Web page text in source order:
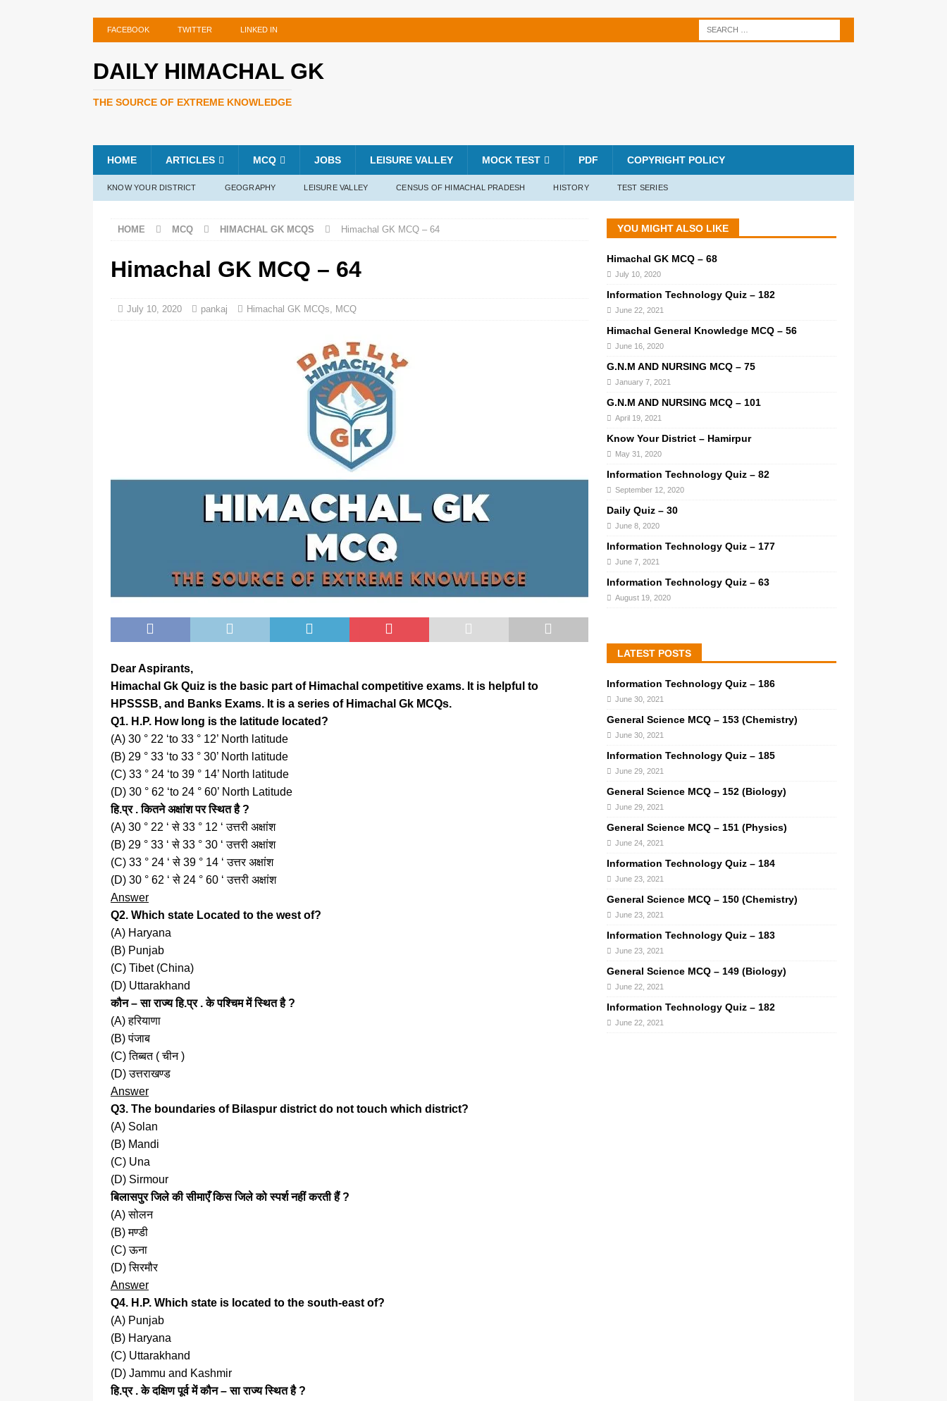
FACEBOOK TWITTER LINKED IN
DAILY HIMACHAL GK
THE SOURCE OF EXTREME KNOWLEDGE
HOME ARTICLES MCQ JOBS LEISURE VALLEY MOCK TEST PDF COPYRIGHT POLICY
KNOW YOUR DISTRICT GEOGRAPHY LEISURE VALLEY CENSUS OF HIMACHAL PRADESH HISTORY TEST SERIES
HOME MCQ HIMACHAL GK MCQS Himachal GK MCQ – 64
Himachal GK MCQ – 64
July 10, 2020 pankaj Himachal GK MCQs, MCQ
Dear Aspirants,
Himachal Gk Quiz is the basic part of Himachal competitive exams. It is helpful to
HPSSSB, and Banks Exams. It is a series of Himachal Gk MCQs.
Q1. H.P. How long is the latitude located?
(A) 30 ° 22 ‘to 33 ° 12’ North latitude
(B) 29 ° 33 ‘to 33 ° 30’ North latitude
(C) 33 ° 24 ‘to 39 ° 14’ North latitude
(D) 30 ° 62 ‘to 24 ° 60’ North Latitude
हि.प्र . कितने अक्षांश पर स्थित है ?
(A) 30 ° 22 ‘ से 33 ° 12 ‘ उत्तरी अक्षांश
(B) 29 ° 33 ‘ से 33 ° 30 ‘ उत्तरी अक्षांश
(C) 33 ° 24 ‘ से 39 ° 14 ‘ उत्तर अक्षांश
(D) 30 ° 62 ‘ से 24 ° 60 ‘ उत्तरी अक्षांश
Answer
Q2. Which state Located to the west of?
(A) Haryana
(B) Punjab
(C) Tibet (China)
(D) Uttarakhand
कौन – सा राज्य हि.प्र . के पश्चिम में स्थित है ?
(A) हरियाणा
(B) पंजाब
(C) तिब्बत ( चीन )
(D) उत्तराखण्ड
Answer
Q3. The boundaries of Bilaspur district do not touch which district?
(A) Solan
(B) Mandi
(C) Una
(D) Sirmour
बिलासपुर जिले की सीमाएँ किस जिले को स्पर्श नहीं करती हैं ?
(A) सोलन
(B) मण्डी
(C) ऊना
(D) सिरमौर
Answer
Q4. H.P. Which state is located to the south-east of?
(A) Punjab
(B) Haryana
(C) Uttarakhand
(D) Jammu and Kashmir
हि.प्र . के दक्षिण पूर्व में कौन – सा राज्य स्थित है ?
YOU MIGHT ALSO LIKE
Himachal GK MCQ – 68
July 10, 2020
Information Technology Quiz – 182
June 22, 2021
Himachal General Knowledge MCQ – 56
June 16, 2020
G.N.M AND NURSING MCQ – 75
January 7, 2021
G.N.M AND NURSING MCQ – 101
April 19, 2021
Know Your District – Hamirpur
May 31, 2020
Information Technology Quiz – 82
September 12, 2020
Daily Quiz – 30
June 8, 2020
Information Technology Quiz – 177
June 7, 2021
Information Technology Quiz – 63
August 19, 2020
LATEST POSTS
Information Technology Quiz – 186
June 30, 2021
General Science MCQ – 153 (Chemistry)
June 30, 2021
Information Technology Quiz – 185
June 29, 2021
General Science MCQ – 152 (Biology)
June 29, 2021
General Science MCQ – 151 (Physics)
June 24, 2021
Information Technology Quiz – 184
June 23, 2021
General Science MCQ – 150 (Chemistry)
June 23, 2021
Information Technology Quiz – 183
June 23, 2021
General Science MCQ – 149 (Biology)
June 22, 2021
Information Technology Quiz – 182
June 22, 2021